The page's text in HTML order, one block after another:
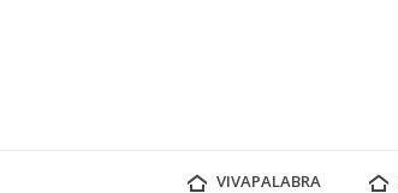
VIVAPALABRA